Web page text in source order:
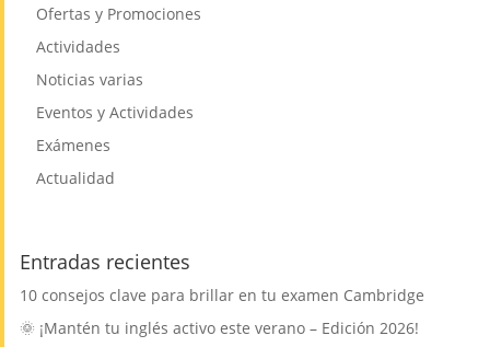
Ofertas y Promociones
Actividades
Noticias varias
Eventos y Actividades
Exámenes
Actualidad
Entradas recientes
10 consejos clave para brillar en tu examen Cambridge
🌞 ¡Mantén tu inglés activo este verano – Edición 2026!